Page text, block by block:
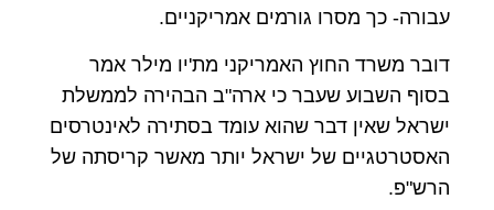
עבורה- כך מסרו גורמים אמריקניים.
דובר משרד החוץ האמריקני מת'יו מילר אמר
בסוף השבוע שעבר כי ארה"ב הבהירה לממשלת
ישראל שאין דבר שהוא עומד בסתירה לאינטרסים
האסטרטגיים של ישראל יותר מאשר קריסתה של
הרש"פ.